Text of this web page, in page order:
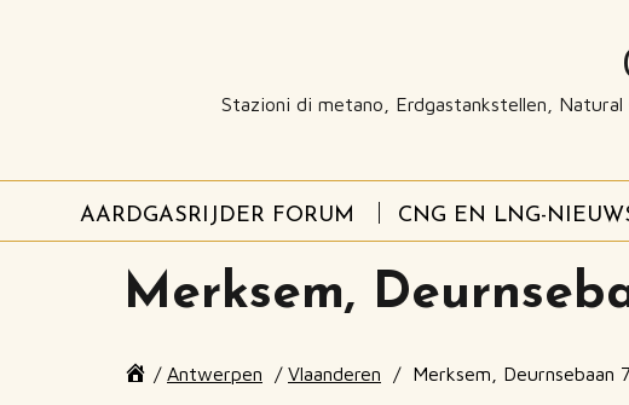
Stazioni di metano, Erdgastankstellen,
AARDGASRIJDER FORUM CNG EN LNG-
Merksem,
Page
/ Antwerpen / Vlaanderen /
Merksem, Deurnsebaan